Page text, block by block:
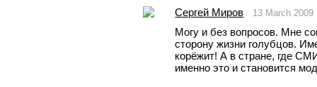
Сергей Миров 13 March 2009
Могу и без вопросов. Мне
сторону жизни голубцов.
корёжит! А в стране, где
именно это и становится